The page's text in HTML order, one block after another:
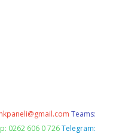
Teams:
0262 606 0 726 Telegram: